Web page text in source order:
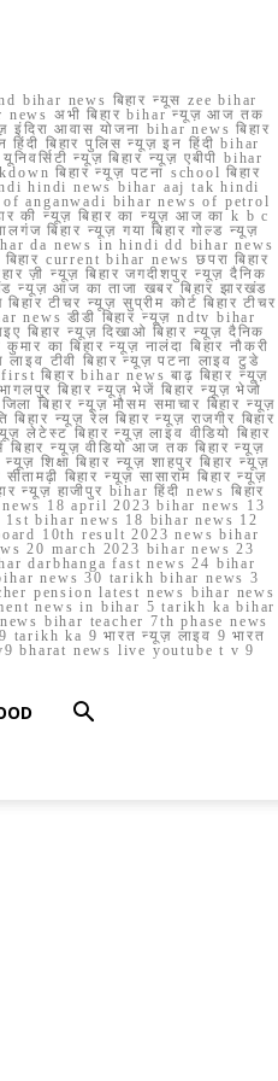
news बिहार न्यूस zee bihar
news अभी बिहार bihar न्यूज़ आज तक
आवास योजना bihar news बिहार
बिहार पुलिस न्यूज़ इन हिंदी bihar
न्यूज़ बिहार न्यूज़ एबीपी bihar
बिहार न्यूज़ पटना school बिहार
hindi news bihar aaj tak hindi
of anganwadi bihar news of petrol
की न्यूज़ बिहार का न्यूज़ आज का k b c
बिहार न्यूज़ गया बिहार गोल्ड न्यूज़
bihar da news in hindi dd bihar news
current bihar news छपरा बिहार
ज़ी न्यूज़ बिहार जगदीशपुर न्यूज़ दैनिक
न्यूज़ आज का ताजा खबर बिहार झारखंड
टीचर न्यूज़ सुप्रीम कोर्ट बिहार टीचर
news डीडी बिहार न्यूज़ ndtv bihar
बिहार न्यूज़ दिखाओ बिहार न्यूज़ दैनिक
का बिहार न्यूज़ नालंदा बिहार नौकरी
टीवी बिहार न्यूज़ पटना लाइव टुडे
बिहार bihar news बाढ़ बिहार न्यूज़
बिहार न्यूज़ भेजें बिहार न्यूज़ भेजो
बिहार न्यूज़ मौसम समाचार बिहार न्यूज़
न्यूज़ रेल बिहार न्यूज़ राजगीर बिहार
लेटेस्ट बिहार न्यूज़ लाइव वीडियो बिहार
न्यूज़ वीडियो आज तक बिहार न्यूज़
शिक्षा बिहार न्यूज़ शाहपुर बिहार न्यूज़
बिहार न्यूज़ सासाराम बिहार न्यूज़
न्यूज़ हाजीपुर bihar हिंदी news बिहार
news 18 april 2023 bihar news 13
bihar news 18 bihar news 12
10th result 2023 news bihar
20 march 2023 bihar news 23
darbhanga fast news 24 bihar
news 30 tarikh bihar news 3
pension latest news bihar news
news in bihar 5 tarikh ka bihar
bihar teacher 7th phase news
ka 9 भारत न्यूज़ लाइव 9 भारत
bharat news live youtube t v 9